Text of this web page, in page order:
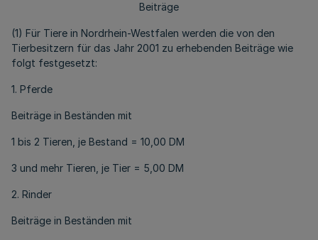
Beiträge
(1) Für Tiere in Nordrhein-Westfalen werden die von den
Tierbesitzern für das Jahr 2001 zu erhebenden Beiträge wie
folgt festgesetzt:
1. Pferde
Beiträge in Beständen mit
1 bis 2 Tieren, je Bestand = 10,00 DM
3 und mehr Tieren, je Tier = 5,00 DM
2. Rinder
Beiträge in Beständen mit